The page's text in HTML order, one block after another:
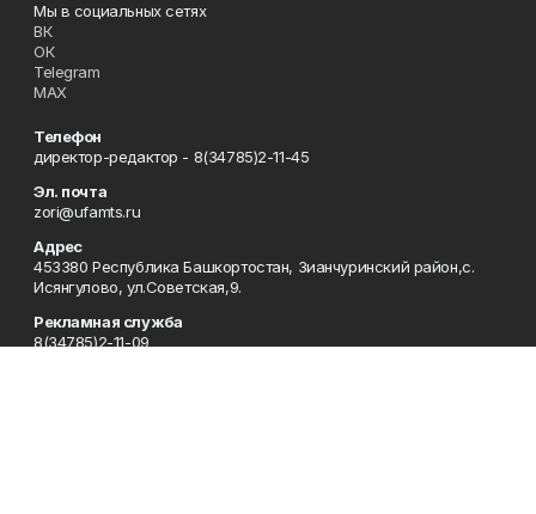
Мы в социальных сетях
ВК
ОК
Telegram
MAX
Телефон
директор-редактор - 8(34785)2-11-45
Эл. почта
zori@ufamts.ru
Адрес
453380 Республика Башкортостан, Зианчуринский район,с.
Исянгулово, ул.Советская,9.
Рекламная служба
8(34785)2-11-09